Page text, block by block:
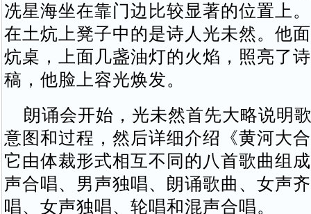
冼星海坐在靠门边比较显著的位置上
在土炕上凳子中的是诗人光未然。他
炕桌，上面几盏油灯的火焰，照亮了
稿，他脸上容光焕发。
朗诵会开始，光未然首先大略说明
意图和过程，然后详细介绍《黄河大
它由体裁形式相互不同的八首歌曲组
声合唱、男声独唱、朗诵歌曲、女声
唱、女声独唱、轮唱和混声合唱。